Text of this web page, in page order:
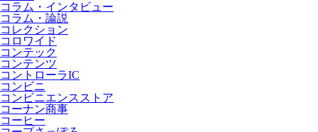
コラム・インタビュー
コラム・論説
コレクション
コロワイド
コンテック
コンテンツ
コントローラIC
コンビニ
コンビニエンスストア
コーナン商事
コーヒー